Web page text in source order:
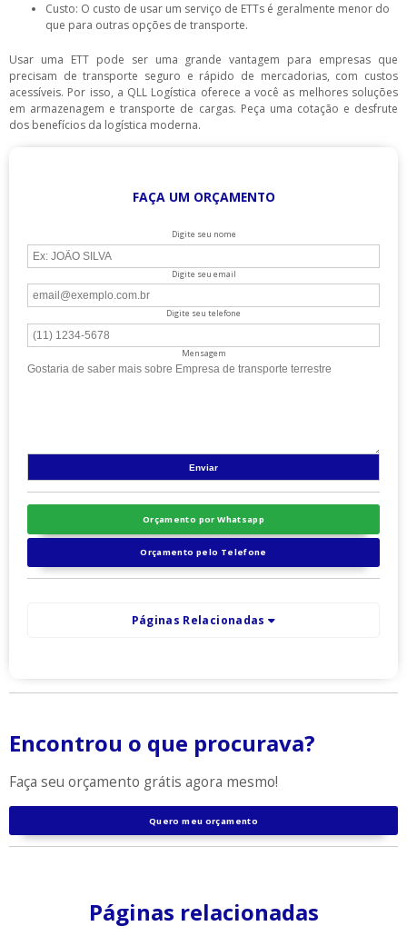
Custo: O custo de usar um serviço de ETTs é geralmente menor do
que para outras opções de transporte.
Usar uma ETT pode ser uma grande vantagem para empresas que
precisam de transporte seguro e rápido de mercadorias, com custos
acessíveis. Por isso, a QLL Logística oferece a você as melhores soluções
em armazenagem e transporte de cargas. Peça uma cotação e desfrute
dos benefícios da logística moderna.
FAÇA UM ORÇAMENTO
Digite seu nome
Digite seu email
Digite seu telefone
Mensagem
Orçamento por Whatsapp
Orçamento pelo Telefone
Páginas Relacionadas
Encontrou o que procurava?
Faça seu orçamento grátis agora mesmo!
Quero meu orçamento
Páginas relacionadas